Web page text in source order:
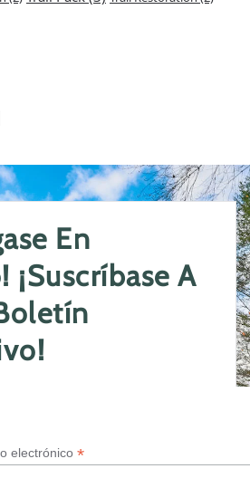
En
¡Suscríbase A
electrónico *